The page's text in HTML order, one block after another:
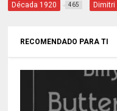
Década 1920 465
RECOMENDADO PARA TI